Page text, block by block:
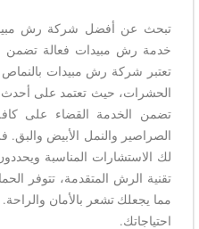
تبحث عن أفضل شركة رش
خدمة رش مبيدات فعالة تضمن
تعتبر شركة رش مبيدات
الحشرات، حيث تعتمد على أحدث
تضمن الخدمة القضاء على
الصراصير والنمل الأبيض
لك الاستشارات المناسبة
تقنية الرش المتقدمة، تتوفر
مما يجعلك تشعر بالأمان
احتياجاتك.